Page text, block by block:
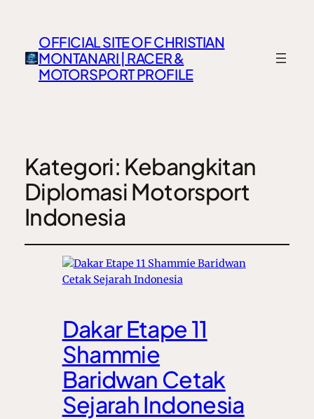
OFFICIAL SITE OF CHRISTIAN
MONTANARI | RACER &
MOTORSPORT PROFILE
Kategori: Kebangkitan
Diplomasi Motorsport
Indonesia
Dakar Etape 11
Shammie
Baridwan Cetak
Sejarah Indonesia